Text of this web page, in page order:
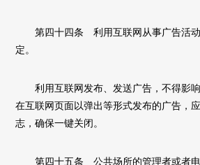
第四十四条 利用互联网从事广告活动
定。
利用互联网发布、发送广告，不得影响
在互联网页面以弹出等形式发布的广告，
志，确保一键关闭。
第四十五条 公共场所的管理者或者电